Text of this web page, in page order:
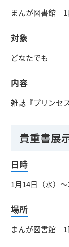
まんが図書館
対象
どなたでも
内容
雑誌『プリンセ
貴重書展
日時
1月14日（水）～
場所
まんが図書館